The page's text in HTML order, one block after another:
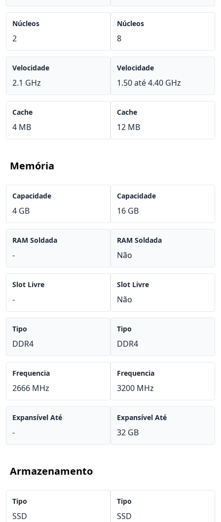
Núcleos
2
Velocidade
2.1 GHz
Cache
4 MB
Núcleos
8
Velocidade
1.50 até 4.40 GHz
Cache
12 MB
Memória
Capacidade
4 GB
RAM Soldada
-
Slot Livre
-
Tipo
DDR4
Frequencia
2666 MHz
Expansível Até
-
Capacidade
16 GB
RAM Soldada
Não
Slot Livre
Não
Tipo
DDR4
Frequencia
3200 MHz
Expansível Até
32 GB
Armazenamento
Tipo
SSD
Tipo
SSD